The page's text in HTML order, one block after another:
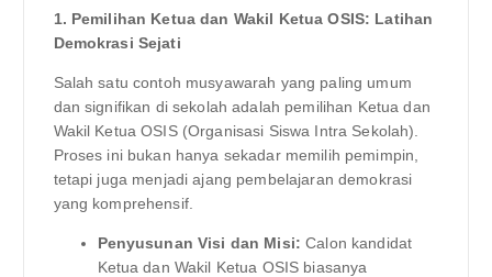
1. Pemilihan Ketua dan Wakil Ketua OSIS: Latihan
Demokrasi Sejati
Salah satu contoh musyawarah yang paling umum
dan signifikan di sekolah adalah pemilihan Ketua dan
Wakil Ketua OSIS (Organisasi Siswa Intra Sekolah).
Proses ini bukan hanya sekadar memilih pemimpin,
tetapi juga menjadi ajang pembelajaran demokrasi
yang komprehensif.
Penyusunan Visi dan Misi: Calon kandidat
Ketua dan Wakil Ketua OSIS biasanya